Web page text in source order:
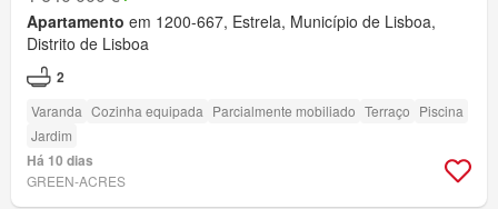
Apartamento em 1200-667, Estrela, Município de Lisboa,
Distrito de Lisboa
2
Varanda Cozinha equipada Parcialmente mobiliado Terraço Piscina
Jardim
Há 10 dias
GREEN-ACRES